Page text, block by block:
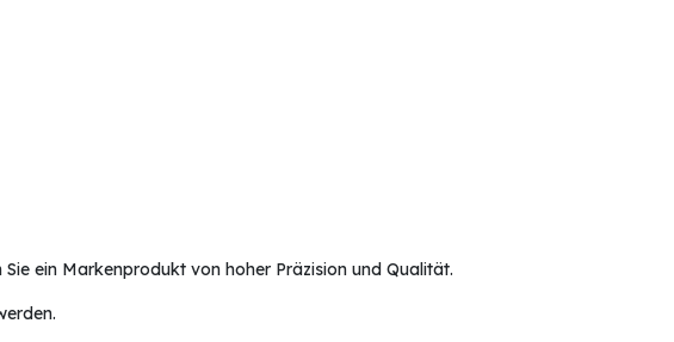
ein Markenprodukt von hoher Präzision und Qualität.